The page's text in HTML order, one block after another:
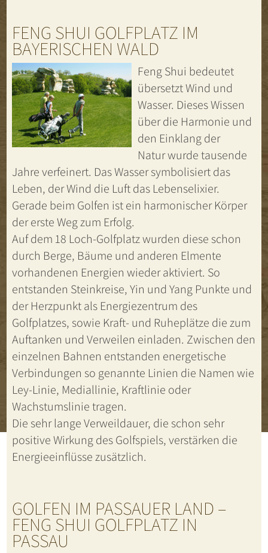
FENG SHUI GOLFPLATZ IM
BAYERISCHEN WALD
Feng Shui bedeutet
übersetzt Wind und
Wasser. Dieses Wissen
über die Harmonie und
den Einklang der
Natur wurde tausende
Jahre verfeinert. Das Wasser symbolisiert das
Leben, der Wind die Luft das Lebenselixier.
Gerade beim Golfen ist ein harmonischer Körper
der erste Weg zum Erfolg.
Auf dem 18 Loch-Golfplatz wurden diese schon
durch Berge, Bäume und anderen Elmente
vorhandenen Energien wieder aktiviert. So
entstanden Steinkreise, Yin und Yang Punkte und
der Herzpunkt als Energiezentrum des
Golfplatzes, sowie Kraft- und Ruheplätze die zum
Auftanken und Verweilen einladen. Zwischen den
einzelnen Bahnen entstanden energetische
Verbindungen so genannte Linien die Namen wie
Ley-Linie, Mediallinie, Kraftlinie oder
Wachstumslinie tragen.
Die sehr lange Verweildauer, die schon sehr
positive Wirkung des Golfspiels, verstärken die
Energieeinflüsse zusätzlich.
GOLFEN IM PASSAUER LAND –
FENG SHUI GOLFPLATZ IN
PASSAU